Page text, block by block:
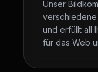
Unser
und erfüllt all
für das Web